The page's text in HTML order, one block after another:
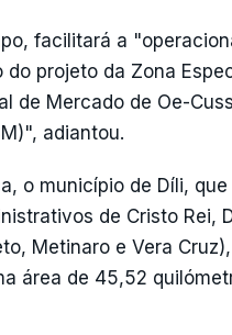
facilitará a
do projeto da Zona
de Mercado de Oe-
adiantou.
o município de Díli,
de Cristo Rei,
Metinaro e Vera
área de 45,52